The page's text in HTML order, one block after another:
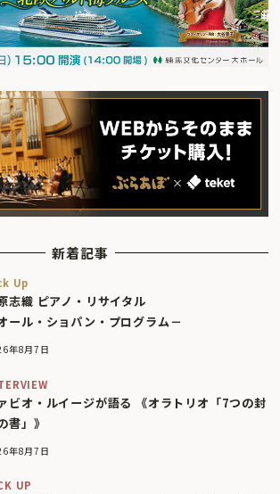
新着記事
Up
志織 ピアノ・リサイタル
ール・ショパン・プログラム－
年8月7日
ビオ・ルイージが語る 《オラトリオ「7つの封
書」》
年8月7日
UP